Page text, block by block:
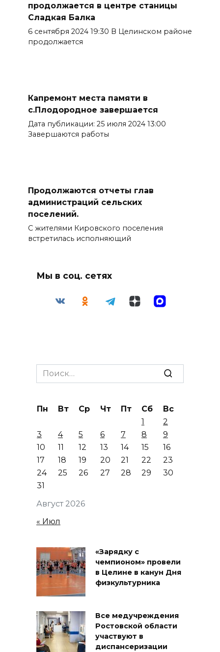
продолжается в центре станицы
Сладкая Балка
6 сентября 2024 19:30 В Целинском районе
продолжается
Капремонт места памяти в
с.Плодородное завершается
Дата публикации: 25 июля 2024 13:00
Завершаются работы
Продолжаются отчеты глав
администраций сельских
поселений.
С жителями Кировского поселения
встретилась исполняющий
Мы в соц. сетях
Search
for:
Август 2026
Пн Вт Ср Чт Пт Сб
Вс
1
2
3
4 5 6 7 8
9
10
11 12 13 14 15
16
17
18 19 20 21 22
23
24
25 26 27 28 29
30
31
« Июл
«Зарядку с
чемпионом» провели
в Целине в канун Дня
физкультурника
Все медучреждения
Ростовской области
участвуют в
диспансеризации